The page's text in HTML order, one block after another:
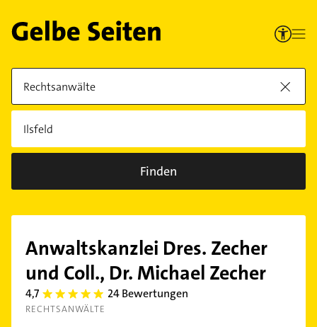
Finden
Anwaltskanzlei Dres. Zecher
und Coll., Dr. Michael Zecher
4,7 4.7000003 24 Bewertungen
RECHTSANWÄLTE